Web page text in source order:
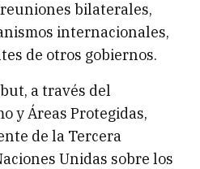
bilaterales,
internacionales,
de otros gobiernos.
a través del
y Áreas Protegidas,
de la Tercera
Unidas sobre los